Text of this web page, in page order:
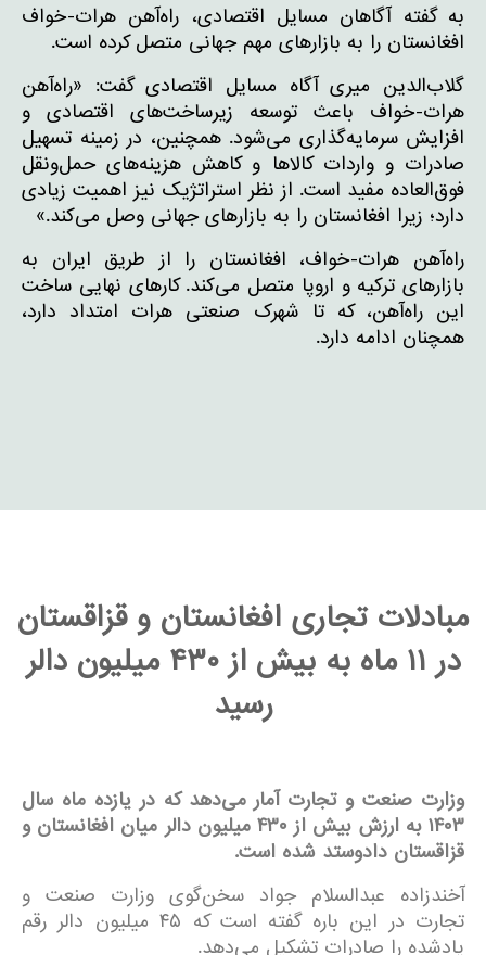
به گفته آگاهان مسایل اقتصادی، راه‌آهن هرات-خواف
افغانستان را به بازارهای مهم جهانی متصل کرده است.
گلاب‌الدین میری آگاه مسایل اقتصادی گفت: «راه‌آهن
هرات-خواف باعث توسعه زیرساخت‌های اقتصادی و
افزایش سرمایه‌گذاری می‌شود. همچنین، در زمینه تسهیل
صادرات و واردات کالاها و کاهش هزینه‌های حمل‌ونقل
فوق‌العاده مفید است. از نظر استراتژیک نیز اهمیت زیادی
دارد؛ زیرا افغانستان را به بازارهای جهانی وصل می‌کند.»
راه‌آهن هرات-خواف، افغانستان را از طریق ایران به
بازارهای ترکیه و اروپا متصل می‌کند. کارهای نهایی ساخت
این راه‌آهن، که تا شهرک صنعتی هرات امتداد دارد،
همچنان ادامه دارد.
مبادلات تجاری افغانستان و قزاقستان
در ۱۱ ماه به بیش از ۴۳۰ میلیون دالر
رسید
وزارت صنعت و تجارت آمار می‌دهد که در یازده ماه سال
۱۴۰۳ به ارزش بیش از ۴۳۰ میلیون دالر میان افغانستان و
قزاقستان دادوستد شده است.
آخندزاده عبدالسلام جواد سخن‌گوی وزارت صنعت و
تجارت در این باره گفته است که ۴۵ میلیون دالر رقم
یادشده را صادرات تشکیل می‌دهد.